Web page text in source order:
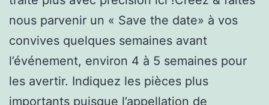
nous parvenir un « Save the date» à vos
convives quelques semaines avant
l’événement, environ 4 à 5 semaines pour
les avertir. Indiquez les pièces plus
importants puisque l’appellation de